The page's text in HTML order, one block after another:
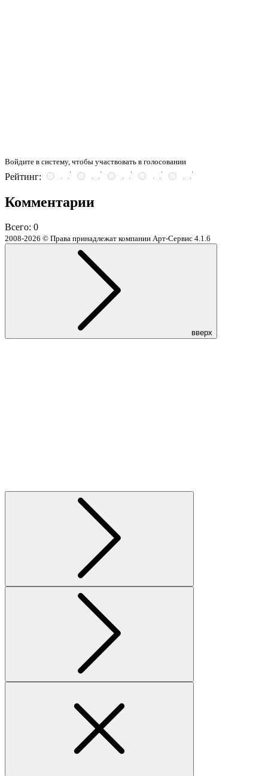
Войдите в систему, чтобы участвовать в голосовании
Рейтинг:
Комментарии
Всего: 0
2008-2026 © Права принадлежат компании Арт-Сервис 4.1.6
вверх